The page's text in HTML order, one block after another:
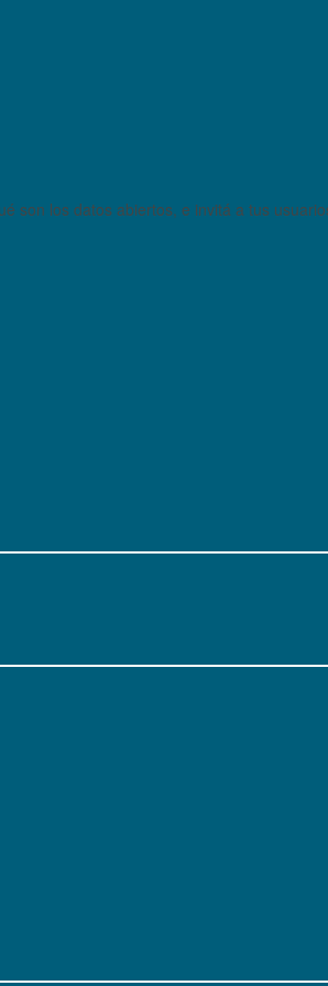
son los datos abiertos, e invitá a tus